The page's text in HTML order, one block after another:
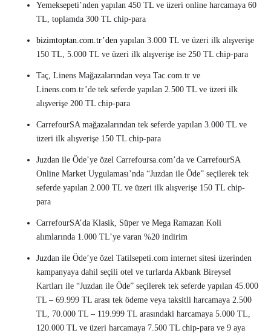
Yemeksepeti’nden yapılan 450 TL ve üzeri online harcamaya 60
TL, toplamda 300 TL chip-para
bizimtoptan.com.tr’den yapılan 3.000 TL ve üzeri ilk alışverişe
150 TL, 5.000 TL ve üzeri ilk alışverişe ise 250 TL chip-para
Taç, Linens Mağazalarından veya Tac.com.tr ve
Linens.com.tr’de tek seferde yapılan 2.500 TL ve üzeri ilk
alışverişe 200 TL chip-para
CarrefourSA mağazalarından tek seferde yapılan 3.000 TL ve
üzeri ilk alışverişe 150 TL chip-para
Juzdan ile Öde’ye özel Carrefoursa.com’da ve CarrefourSA
Online Market Uygulaması’nda “Juzdan ile Öde” seçilerek tek
seferde yapılan 2.000 TL ve üzeri ilk alışverişe 150 TL chip-
para
CarrefourSA’da Klasik, Süper ve Mega Ramazan Koli
alımlarında 1.000 TL’ye varan %20 indirim
Juzdan ile Öde’ye özel Tatilsepeti.com internet sitesi üzerinden
kampanyaya dahil seçili otel ve turlarda Akbank Bireysel
Kartları ile “Juzdan ile Öde” seçilerek tek seferde yapılan 45.000
TL – 69.999 TL arası tek ödeme veya taksitli harcamaya 2.500
TL, 70.000 TL – 119.999 TL arasındaki harcamaya 5.000 TL,
120.000 TL ve üzeri harcamaya 7.500 TL chip-para ve 9 aya